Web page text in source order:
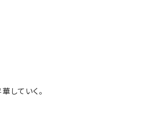
していく。